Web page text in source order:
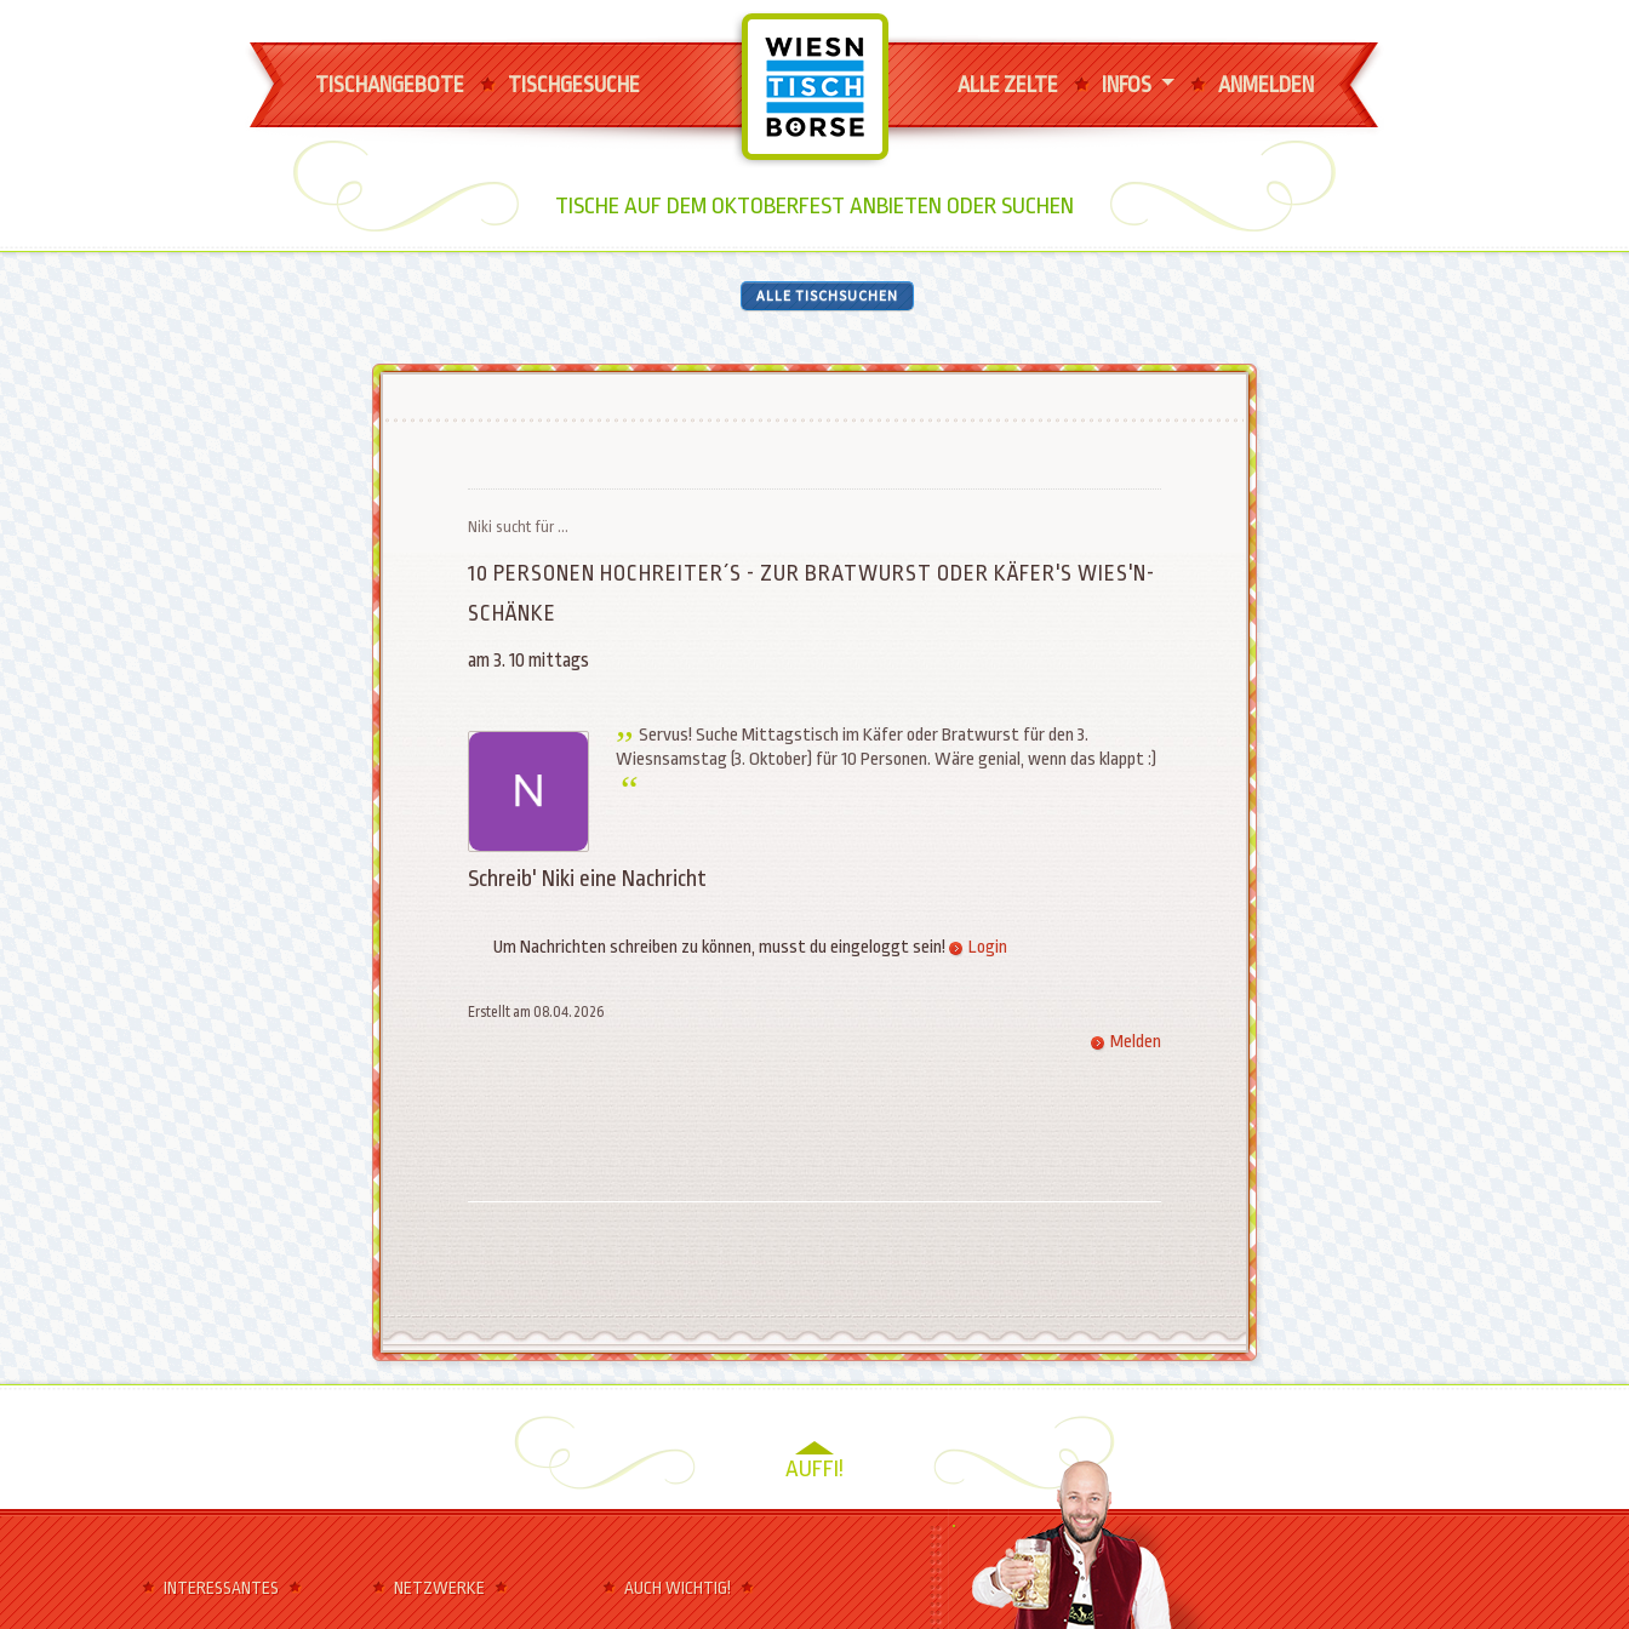
TISCHANGEBOTE TISCHGESUCHE ALLE ZELTE INFOS ANMELDEN
TISCHE AUF DEM OKTOBERFEST ANBIETEN ODER SUCHEN
ALLE TISCHSUCHEN
Niki sucht für ...
10 PERSONEN HOCHREITER´S - ZUR BRATWURST ODER KÄFER'S WIES'N-
SCHÄNKE
am 3. 10 mittags
Servus! Suche Mittagstisch im Käfer oder Bratwurst für den 3.
Wiesnsamstag (3. Oktober) für 10 Personen. Wäre genial, wenn das klappt :)
Schreib' Niki eine Nachricht
Um Nachrichten schreiben zu können, musst du eingeloggt sein! Login
Erstellt am 08.04.2026
Melden
AUFFI!
INTERESSANTES NETZWERKE AUCH WICHTIG!